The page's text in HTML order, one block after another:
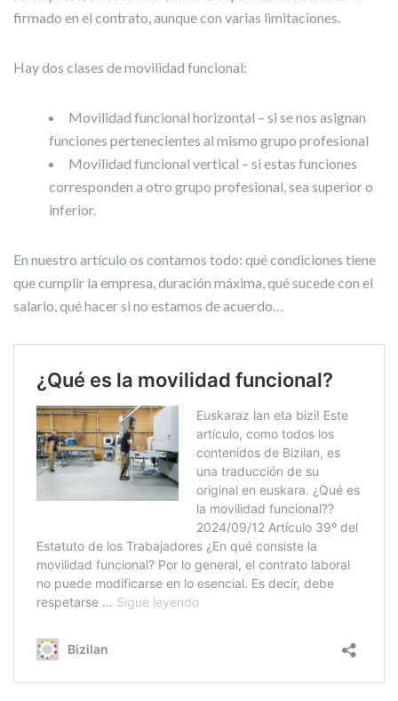
firmado en el contrato, aunque con varias limitaciones.
Hay dos clases de movilidad funcional:
Movilidad funcional horizontal – si se nos asignan
funciones pertenecientes al mismo grupo profesional
Movilidad funcional vertical – si estas funciones
corresponden a otro grupo profesional, sea superior o
inferior.
En nuestro artículo os contamos todo: qué condiciones tiene
que cumplir la empresa, duración máxima, qué sucede con el
salario, qué hacer si no estamos de acuerdo…